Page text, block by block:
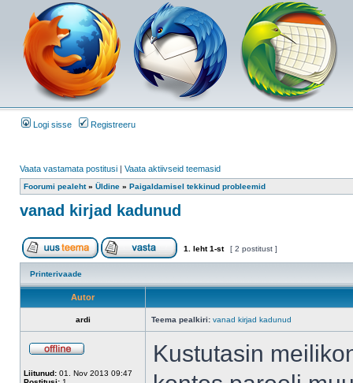
Logi sisse Registreeru
Vaata vastamata postitusi | Vaata aktiivseid teemasid
Foorumi pealeht» Üldine » Paigaldamisel tekkinud probleemid
vanad kirjad kadunud
1 . leht1-st [ 2 postitust ]
Printerivaade
Autor
ardi Teema pealkiri: vanad kirjad kadunud
Liitunud: 01. Nov 2013 09:47
Kustutasin